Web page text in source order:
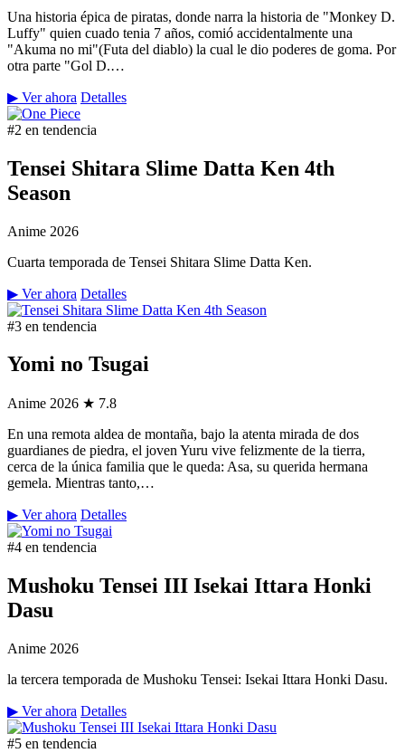
Una historia épica de piratas, donde narra la historia de "Monkey D.
Luffy" quien cuado tenia 7 años, comió accidentalmente una
"Akuma no mi"(Futa del diablo) la cual le dio poderes de goma. Por
otra parte "Gol D.…
▶ Ver ahora Detalles
#2 en tendencia
Tensei Shitara Slime Datta Ken 4th
Season
Anime 2026
Cuarta temporada de Tensei Shitara Slime Datta Ken.
▶ Ver ahora Detalles
#3 en tendencia
Yomi no Tsugai
Anime 2026 ★ 7.8
En una remota aldea de montaña, bajo la atenta mirada de dos
guardianes de piedra, el joven Yuru vive felizmente de la tierra,
cerca de la única familia que le queda: Asa, su querida hermana
gemela. Mientras tanto,…
▶ Ver ahora Detalles
#4 en tendencia
Mushoku Tensei III Isekai Ittara Honki
Dasu
Anime 2026
la tercera temporada de Mushoku Tensei: Isekai Ittara Honki Dasu.
▶ Ver ahora Detalles
#5 en tendencia